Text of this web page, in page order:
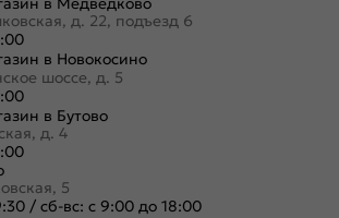
д. 22, подъезд 6
в Новокосино
шоссе, д. 5
в Бутово
д. 4
5
/ сб-вс: с 9:00 до 18:00